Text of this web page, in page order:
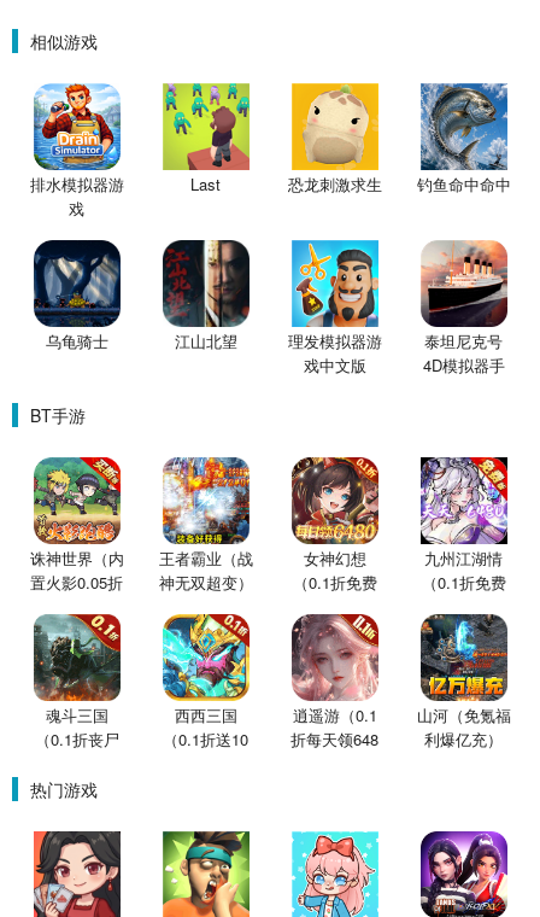
相似游戏
排水模拟器游
戏
Last 恐龙刺激求生 钓鱼命中命中
乌龟骑士 江山北望
理发模拟器游
戏中文版
泰坦尼克号
4D模拟器手
BT手游
诛神世界（内
置火影0.05折
王者霸业（战
神无双超变）
女神幻想
（0.1折免费
九州江湖情
（0.1折免费
魂斗三国
（0.1折丧尸
西西三国
（0.1折送10
逍遥游（0.1
折每天领648
山河（免氪福
利爆亿充）
热门游戏